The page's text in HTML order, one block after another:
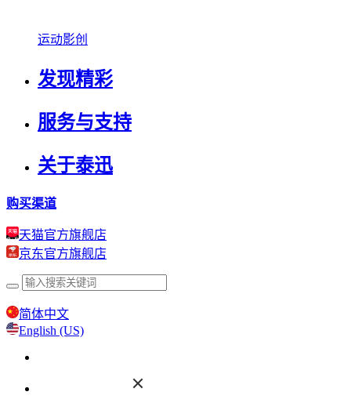
运动影创
发现精彩
服务与支持
关于泰迅
购买渠道
天猫官方旗舰店
京东官方旗舰店
简体中文
English (US)